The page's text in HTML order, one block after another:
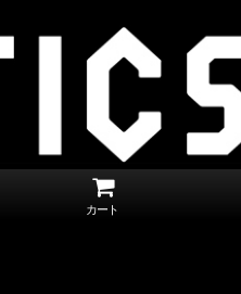
カート